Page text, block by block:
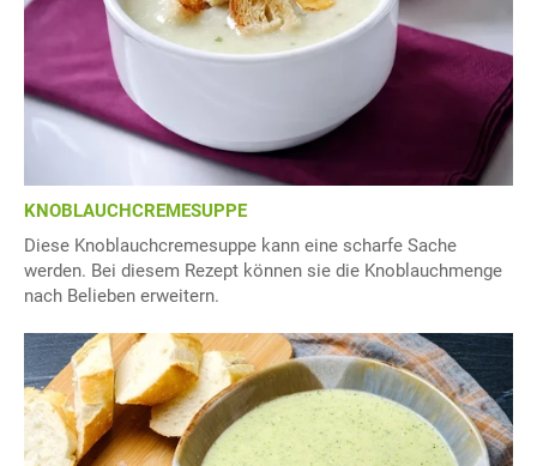
KNOBLAUCHCREMESUPPE
Diese Knoblauchcremesuppe kann eine scharfe Sache
werden. Bei diesem Rezept können sie die Knoblauchmenge
nach Belieben erweitern.